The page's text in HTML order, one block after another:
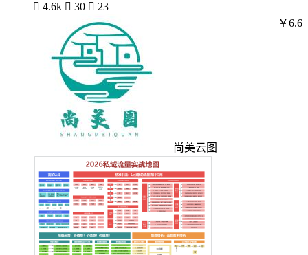
 4.6k  30  23
尚美云图
￥6.6